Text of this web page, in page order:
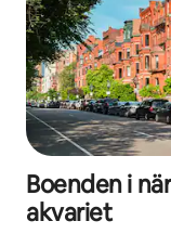
Boenden i
akvariet